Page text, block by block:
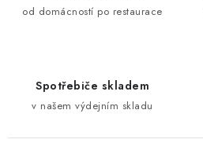
od domácností po restaurace
Spotřebiče skladem
v našem výdejním skladu